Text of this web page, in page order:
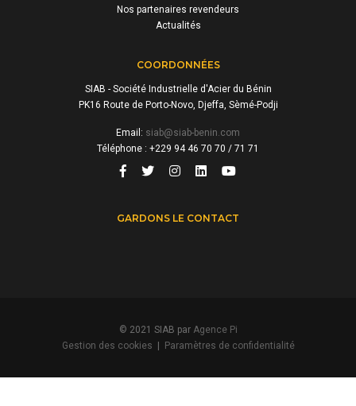
Nos partenaires revendeurs
Actualités
COORDONNÉES
SIAB - Société Industrielle d'Acier du Bénin
PK16 Route de Porto-Novo, Djeffa, Sèmé-Podji
Email: siab@siab-benin.com
Téléphone : +229 94 46 70 70 / 71 71
GARDONS LE CONTACT
© 2021 SIAB par Agence Pi
Gestion des cookies | Paramètres de confidentialité